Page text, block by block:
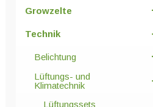
werden
Growzelte
Technik
Belichtung
Lüftungs- und
Klimatechnik
Lüftungssets